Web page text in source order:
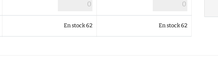
En stock 62 En stock 62